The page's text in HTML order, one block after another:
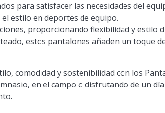
para satisfacer las necesidades del
estilo en deportes de equipo.
proporcionando flexibilidad y estilo
estos pantalones añaden un toque
comodidad y sostenibilidad con los
en el campo o disfrutando de un